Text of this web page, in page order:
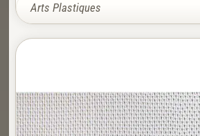
Arts Plastiques